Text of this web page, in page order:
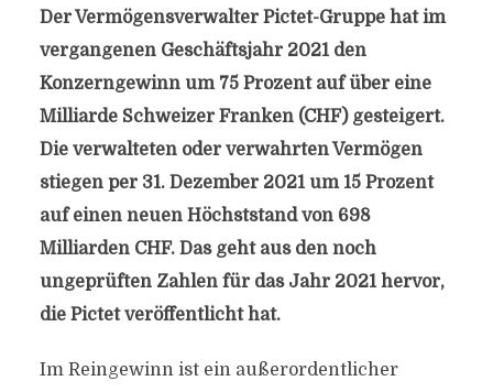
Der Vermögensverwalter Pictet-Gruppe hat im
vergangenen Geschäftsjahr 2021 den
Konzerngewinn um 75 Prozent auf über eine
Milliarde Schweizer Franken (CHF) gesteigert.
Die verwalteten oder verwahrten Vermögen
stiegen per 31. Dezember 2021 um 15 Prozent
auf einen neuen Höchststand von 698
Milliarden CHF. Das geht aus den noch
ungeprüften Zahlen für das Jahr 2021 hervor,
die Pictet veröffentlicht hat.
Im Reingewinn ist ein außerordentlicher